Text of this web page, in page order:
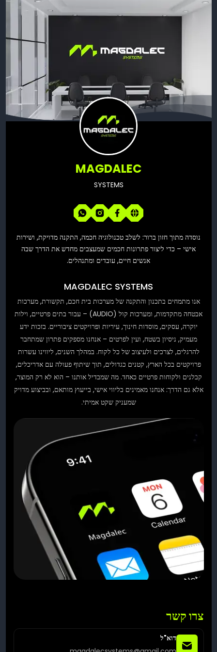
MAGDALEC
SYSTEMS
נוסדה מתוך חזון ברור: לשלב טכנולוגיה חכמה, התקנה מדויקת, ושירות
אישי – כדי ליצור פתרונות חכמים שמעצבים מחדש את הדרך שבה
אנשים חיים, עובדים ומתנהלים.
MAGDALEC SYSTEMS
אנו מתמחים בתכנון והתקנה של מערכות בית חכם, תקשורת, מערכות
אבטחה מתקדמות, ומערכות קול (AUDIO) – עבור בתים פרטיים, וילות
יוקרה, עסקים, מוסדות חינוך, עיריות ופרויקטים ציבוריים. בזכות ידע
מעמיק, ניסיון בשטח, ועין לפרטים – אנחנו מספקים פתרון שמתחבר
להרגלים, לצרכים ולעיצוב של כל לקוח. במהלך השנים, ליווינו עשרות
פרויקטים בכל הארץ, קטנים כגדולים, תוך שיתוף פעולה עם אדריכלים,
קבלנים ולקוחות פרטיים כאחד. מה שמבדיל אותנו – הוא לא רק המוצר,
אלא גם הדרך: אנחנו מאמינים בליווי אישי, בייעוץ מותאם, ובביצוע מדויק
שמעניק שקט אמיתי.
צרו קשר
דוא"ל